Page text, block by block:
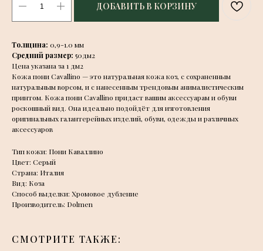
ДОБАВИТЬ В КОРЗИНУ
Толщина: 0,9-1.0 мм
Средний размер: 50дм2
Цена указана за 1 дм2
Кожа пони Cavallino — это натуральная кожа коз, с сохраненным
натуральным ворсом, и с нанесенным трендовым анималистическим
принтом. Кожа пони Cavallino придаст вашим аксессуарам и обуви
роскошный вид. Она идеально подойдёт для изготовления
оригинальных галантерейных изделий, обуви, одежды и различных
аксессуаров
Тип кожи: Пони Каваллино
Цвет: Серый
Страна: Италия
Вид: Коза
Способ выделки: Хромовое дубление
Производитель: Dolmen
СМОТРИТЕ ТАКЖЕ: